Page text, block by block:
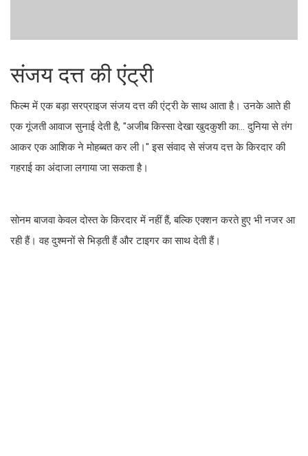
संजय दत्त की एंट्री
फिल्म में एक बड़ा सरप्राइज संजय दत्त की एंट्री के साथ आता है। उनके आते ही
एक गूंजती आवाज सुनाई देती है, "अजीब किस्सा देखा खुदकुशी का… दुनिया से तंग
आकर एक आशिक ने मोहब्बत कर ली।" इस संवाद से संजय दत्त के किरदार की
गहराई का अंदाजा लगाया जा सकता है।
सोनम बाजवा केवल दोस्त के किरदार में नहीं हैं, बल्कि एक्शन करते हुए भी नजर आ
रही हैं। वह दुश्मनों से भिड़ती हैं और टाइगर का साथ देती हैं।